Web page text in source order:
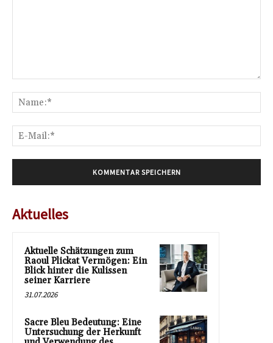
Aktuelles
Aktuelle Schätzungen zum
Raoul Plickat Vermögen: Ein
Blick hinter die Kulissen
seiner Karriere
31.07.2026
Sacre Bleu Bedeutung: Eine
Untersuchung der Herkunft